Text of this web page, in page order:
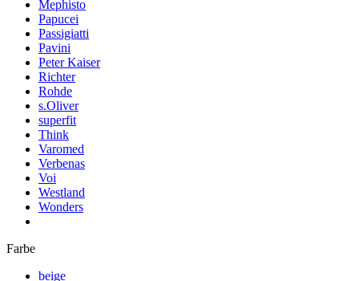
Mephisto
Papucei
Passigiatti
Pavini
Peter Kaiser
Richter
Rohde
s.Oliver
superfit
Think
Varomed
Verbenas
Voi
Westland
Wonders
Farbe
beige